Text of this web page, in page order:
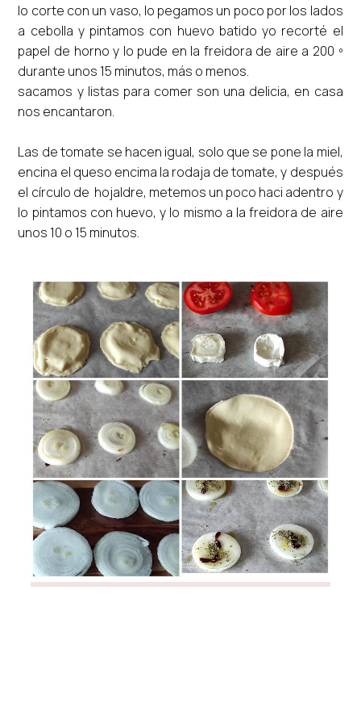
lo corte con un vaso, lo pegamos un poco por los lados
a cebolla y pintamos con huevo batido yo recorté el
papel de horno y lo pude en la freidora de aire a 200 º
durante unos 15 minutos, más o menos.
sacamos y listas para comer son una delicia, en casa
nos encantaron.
Las de tomate se hacen igual, solo que se pone la miel,
encina el queso encima la rodaja de tomate, y después
el círculo de hojaldre, metemos un poco haci adentro y
lo pintamos con huevo, y lo mismo a la freidora de aire
unos 10 o 15 minutos.